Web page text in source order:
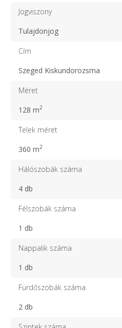
Jogviszony
Tulajdonjog
Cím
Szeged Kiskundorozsma
Méret
128 m2
Telek méret
360 m2
Hálószobák száma
4 db
Félszobák száma
1 db
Nappalik száma
1 db
Fürdőszobák száma
2 db